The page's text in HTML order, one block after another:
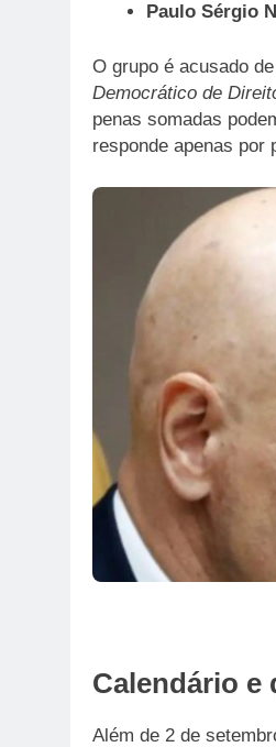
Paulo Sérgio
O grupo é acusado de
Democrático de
penas somadas
responde apenas por
Calendário e
Além de 2 de